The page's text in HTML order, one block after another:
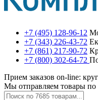
+7 (495) 128-96-12
+7 (343) 226-43-72
+7 (861) 217-90-72
+7 (800) 302-64-72
Прием заказов on-line:
Мы отправляем товары